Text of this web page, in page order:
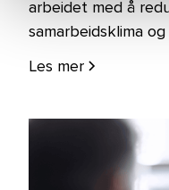
arbeidet med å
samarbeidsklima
Les mer